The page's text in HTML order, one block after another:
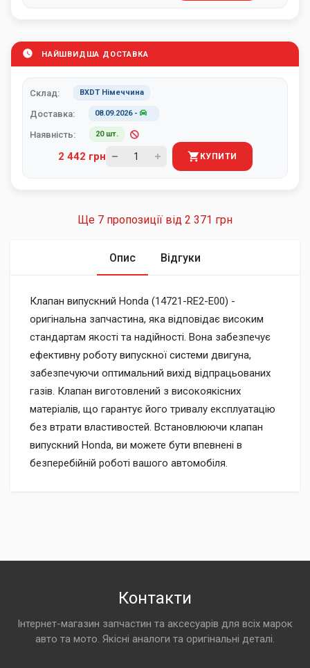
НАЙШВИДША ДОСТАВКА
Склад: BXDT Німеччина
Доставка: 08.09.2026-
Наявність: 20 шт.
2 442 грн КУПИТИ
Ще 7 пропозиції від 2 371 грн
Опис Відгуки
Клапан випускний Honda (14721-RE2-E00) -
оригінальна запчастина, яка відповідає високим
стандартам якості та надійності. Вона забезпечує
ефективну роботу випускної системи двигуна,
забезпечуючи оптимальний вихід відпрацьованих
газів. Клапан виготовлений з високоякісних
матеріалів, що гарантує його тривалу експлуатацію
без втрати властивостей. Встановлюючи клапан
випускний Honda, ви можете бути впевнені в
безперебійній роботі вашого автомобіля.
Контакти
Інтернет-магазин запчастин та аксесуарів для всіх марок
авто та мото. Якісні аналоги та оригінальні деталі.